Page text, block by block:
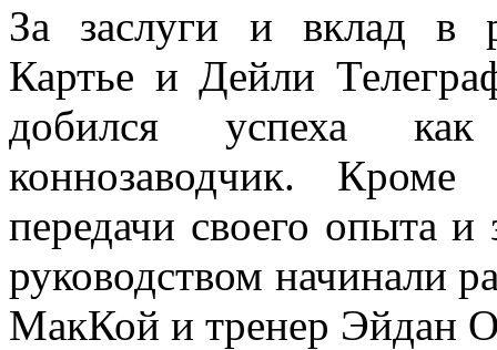
За заслуги и вклад в
Картье и Дейли
добился успеха
коннозаводчик.
передачи своего опыта
руководством начинали
МакКой и тренер Эйдан